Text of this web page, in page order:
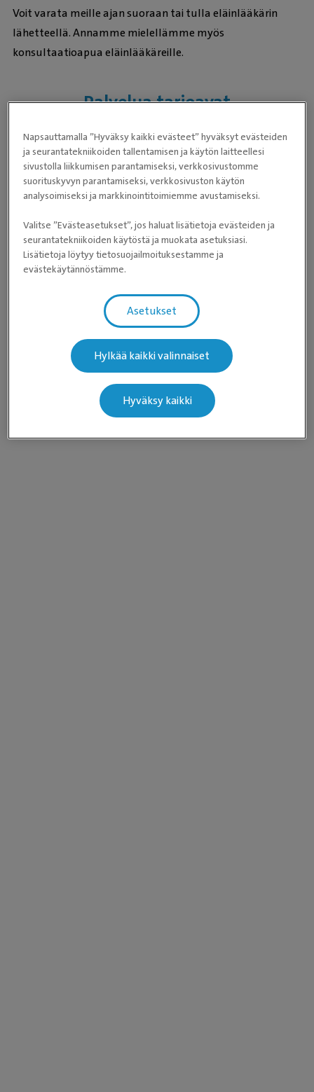
Voit varata meille ajan suoraan tai tulla eläinlääkärin
lähetteellä. Annamme mielellämme myös
konsultaatioapua eläinlääkäreille.
Palvelua tarjoavat
Napsauttamalla ”Hyväksy kaikki evästeet” hyväksyt evästeiden
ja seurantatekniikoiden tallentamisen ja käytön laitteellesi
sivustolla liikkumisen parantamiseksi, verkkosivustomme
suorituskyvyn parantamiseksi, verkkosivuston käytön
analysoimiseksi ja markkinointitoimiemme avustamiseksi.
Valitse ”Evästeasetukset”, jos haluat lisätietoja evästeiden ja
seurantatekniikoiden käytöstä ja muokata asetuksiasi.
Lisätietoja löytyy tietosuojailmoituksestamme ja
evästekäytännöstämme.
Asetukset
Hylkää kaikki valinnaiset
Hyväksy kaikki